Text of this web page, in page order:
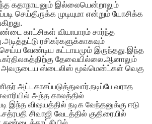
கதாநாயனும் இல்லையென்றாலும்
செய்திருக்க முடியுமா என்றும் யோசிக்க
காட்சிகள் வியாபாரம் சார்ந்த
ரசிகர்களுக்காகவும்
வேண்டிய கட்டாயமும் இருந்தது.இந்த
தேவையில்லை.ஆனாலும்
அவருடைய ஸ்டைலிஸ் மூவ்மென்ட்கள் வெகு
அட்டகாசப்படுத்துவார்.நடிப்பே வராத
அந்த காலத்தில்
இந்த விஷயத்தில் நடிக வேந்தனுக்கு ஈடு
சிவாஜி வேடத்தில் குதிரையில்